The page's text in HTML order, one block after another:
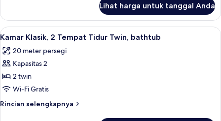
Double
Kamar
Klasik,
1
Tidur
Double
Lihat harga untuk tanggal Anda
Lihat
semua
foto
untuk
Kamar
Klasik,
2
Tempat
Seprai premium, brankas, meja
10
Kamar Klasik, 2 Tempat Tidur Twin, bathtub
20 meter persegi
Kapasitas 2
2 twin
Wi-Fi Gratis
Rincian selengkapnya
Rincian